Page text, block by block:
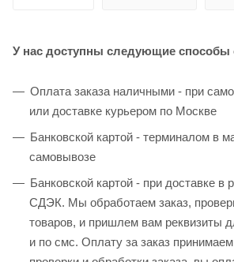
У нас доступны следующие способы
Оплата заказа наличными - при
или доставке курьером по Москве
Банковской картой - терминалом в
самовывозе
Банковской картой - при доставке в
СДЭК. Мы обработаем заказ,
товаров, и пришлем вам реквизиты
и по смс. Оплату за заказ